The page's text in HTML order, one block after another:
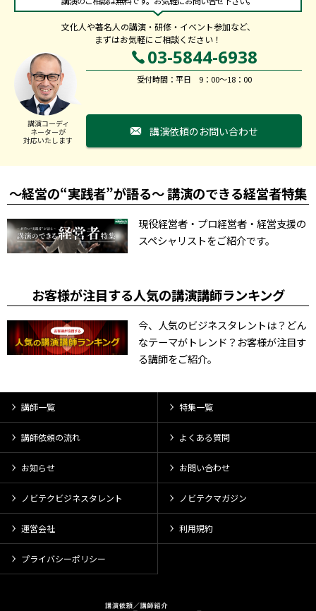
文化人や著名人の講演・研修・イベント参加など、
まずはお気軽にご相談ください！
講演コーディ
ネーターが
対応いたします
03-5844-6938
受付時間：平日 9：00～18：00
講演依頼のお問い合わせ
～経営の“実践者”が語る～ 講演のできる経営者特集
現役経営者・プロ経営者・経営支援の
スペシャリストをご紹介です。
お客様が注目する人気の講演講師ランキング
今、人気のビジネスタレントは？どん
なテーマがトレンド？お客様が注目す
る講師をご紹介。
講師一覧 特集一覧
講師依頼の流れ よくある質問
お知らせ お問い合わせ
ノビテクビジネスタレント ノビテクマガジン
運営会社 利用規約
プライバシーポリシー